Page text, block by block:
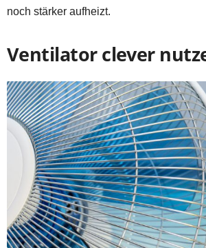
noch stärker aufheizt.
Ventilator clever